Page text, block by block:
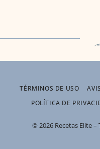
TÉRMINOS DE USO
POLÍTICA DE
© 2026 Recetas Elite